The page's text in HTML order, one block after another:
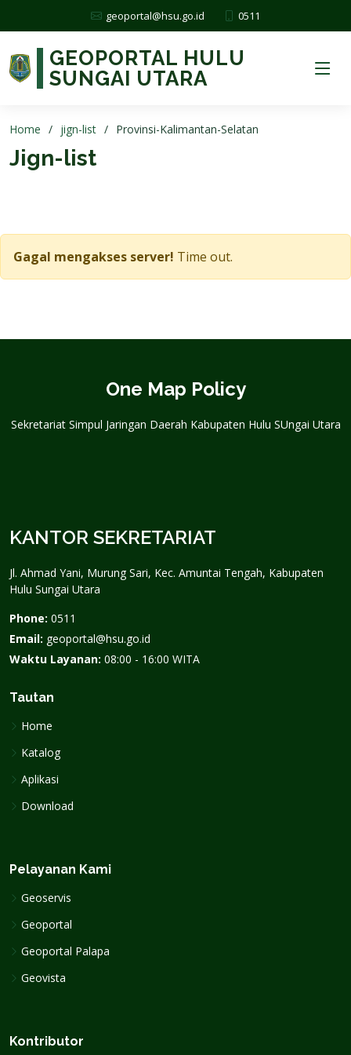
geoportal@hsu.go.id 0511
GEOPORTAL HULU
SUNGAI UTARA
Home jign-list Provinsi-Kalimantan-Selatan
Jign-list
Gagal mengakses server! Time out.
One Map Policy
Sekretariat Simpul Jaringan Daerah Kabupaten Hulu SUngai Utara
KANTOR SEKRETARIAT
Jl. Ahmad Yani, Murung Sari, Kec. Amuntai Tengah, Kabupaten
Hulu Sungai Utara
Phone: 0511
Email: geoportal@hsu.go.id
Waktu Layanan: 08:00 - 16:00 WITA
Tautan
Home
Katalog
Aplikasi
Download
Pelayanan Kami
Geoservis
Geoportal
Geoportal Palapa
Geovista
Kontributor